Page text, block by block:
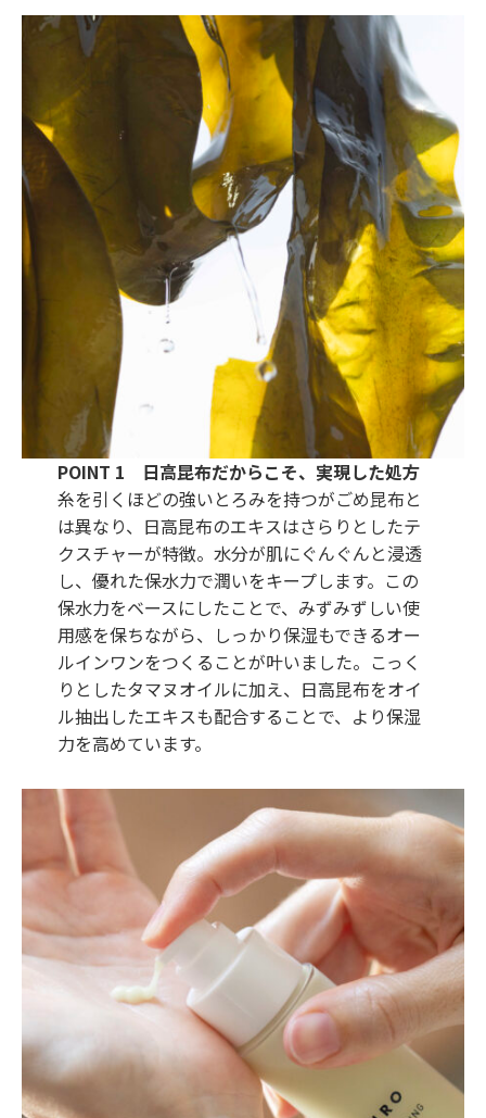
POINT 1 日高昆布だからこそ、実現した処方
糸を引くほどの強いとろみを持つがごめ昆布と
は異なり、日高昆布のエキスはさらりとしたテ
クスチャーが特徴。水分が肌にぐんぐんと浸透
し、優れた保水力で潤いをキープします。この
保水力をベースにしたことで、みずみずしい使
用感を保ちながら、しっかり保湿もできるオー
ルインワンをつくることが叶いました。こっく
りとしたタマヌオイルに加え、日高昆布をオイ
ル抽出したエキスも配合することで、より保湿
力を高めています。